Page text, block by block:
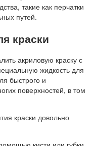
такие как перчатки
путей.
краски
акриловую краску с
жидкость для
быстрого и
поверхностей, в том
краски довольно